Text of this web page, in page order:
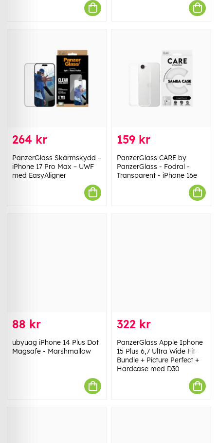
264 kr
PanzerGlass Skärmskydd –
iPhone 17 Pro Max – UWF
med EasyAligner
159 kr
PanzerGlass CARE by
PanzerGlass - Fodral -
Transparent - iPhone 16e
88 kr
ubyuag iPhone 14 Plus Dot
Magsafe - Marshmallow
322 kr
PanzerGlass Apple Iphone
15 Plus 6,7 Ultra Wide Fit
Bundle + Picture Perfect +
Hardcase med D30